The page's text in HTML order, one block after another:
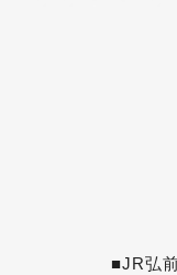
■JR弘